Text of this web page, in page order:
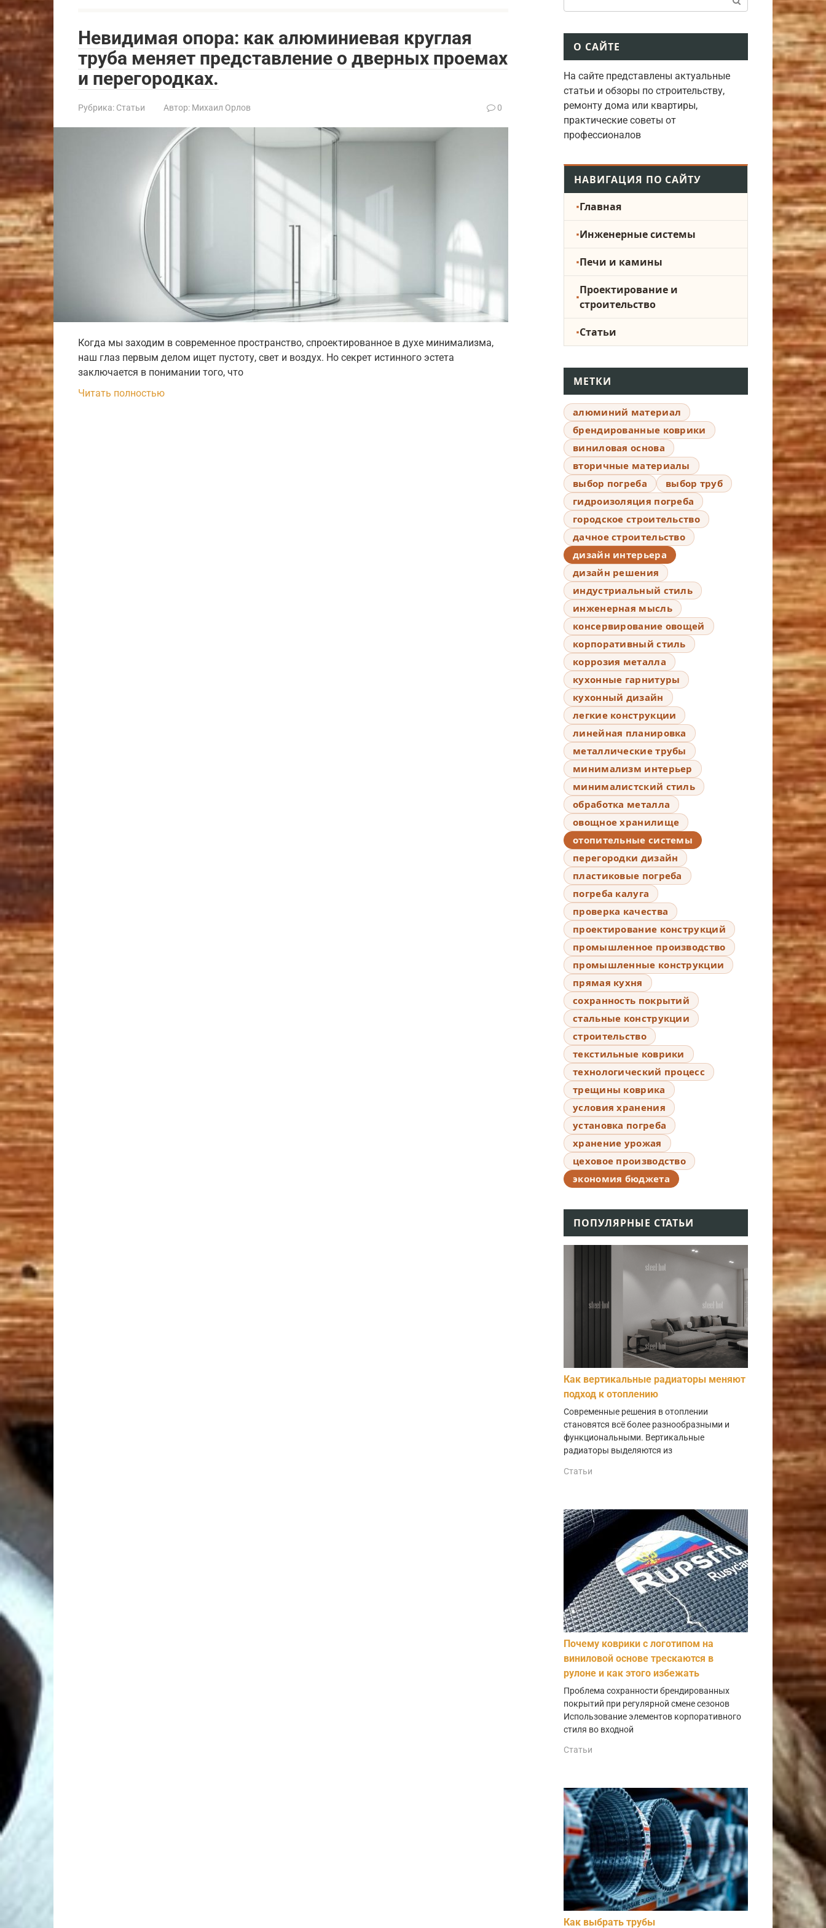
Невидимая опора: как алюминиевая круглая
труба меняет представление о дверных проемах
и перегородках.
Рубрика: Статьи Автор: Михаил Орлов 0
Когда мы заходим в современное пространство, спроектированное в духе минимализма,
наш глаз первым делом ищет пустоту, свет и воздух. Но секрет истинного эстета
заключается в понимании того, что
Читать полностью
О САЙТЕ
На сайте представлены актуальные
статьи и обзоры по строительству,
ремонту дома или квартиры,
практические советы от
профессионалов
НАВИГАЦИЯ ПО САЙТУ
Главная
Инженерные системы
Печи и камины
Проектирование и
строительство
Статьи
МЕТКИ
алюминий материал
брендированные коврики
виниловая основа
вторичные материалы
выбор погреба
выбор труб
гидроизоляция погреба
городское строительство
дачное строительство
дизайн интерьера
дизайн решения
индустриальный стиль
инженерная мысль
консервирование овощей
корпоративный стиль
коррозия металла
кухонные гарнитуры
кухонный дизайн
легкие конструкции
линейная планировка
металлические трубы
минимализм интерьер
минималистский стиль
обработка металла
овощное хранилище
отопительные системы
перегородки дизайн
пластиковые погреба
погреба калуга
проверка качества
проектирование конструкций
промышленное производство
промышленные конструкции
прямая кухня
сохранность покрытий
стальные конструкции
строительство
текстильные коврики
технологический процесс
трещины коврика
условия хранения
установка погреба
хранение урожая
цеховое производство
экономия бюджета
ПОПУЛЯРНЫЕ СТАТЬИ
Как вертикальные радиаторы меняют
подход к отоплению
Современные решения в отоплении
становятся всё более разнообразными и
функциональными. Вертикальные
радиаторы выделяются из
Статьи
Почему коврики с логотипом на
виниловой основе трескаются в
рулоне и как этого избежать
Проблема сохранности брендированных
покрытий при регулярной смене сезонов
Использование элементов корпоративного
стиля во входной
Статьи
Как выбрать трубы